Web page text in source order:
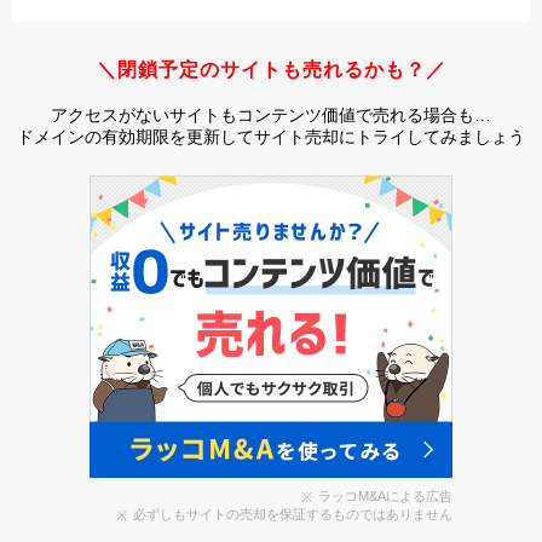
＼閉鎖予定のサイトも売れるかも？／
アクセスがないサイトもコンテンツ価値で売れる場合も…
ドメインの有効期限を更新してサイト売却にトライしてみましょう
ラッコM&Aによる広告
必ずしもサイトの売却を保証するものではありません